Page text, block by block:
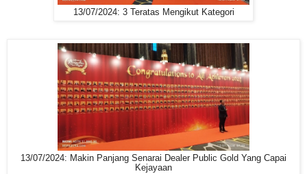
13/07/2024: 3 Teratas Mengikut Kategori
13/07/2024: Makin Panjang Senarai Dealer Public Gold Yang Capai
Kejayaan